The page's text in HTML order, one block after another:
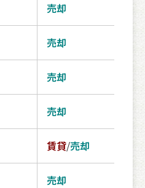
売却
売却
売却
売却
賃貸/売却
売却